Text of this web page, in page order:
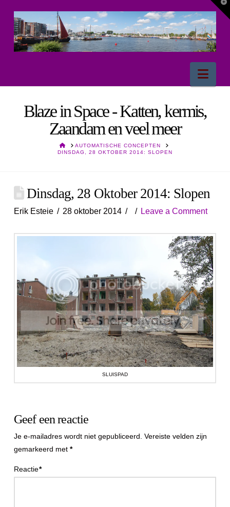
Blaze in Space - Katten, kermis,
Zaandam en veel meer
HOMEAUTOMATISCHE CONCEPTEN
DINSDAG, 28 OKTOBER 2014: SLOPEN
Dinsdag, 28 Oktober 2014: Slopen
Erik Esteie 28 oktober 2014 Leave a Comment
SLUISPAD
Geef een reactie
Je e-mailadres wordt niet gepubliceerd. Vereiste velden zijn
gemarkeerd met *
Reactie*